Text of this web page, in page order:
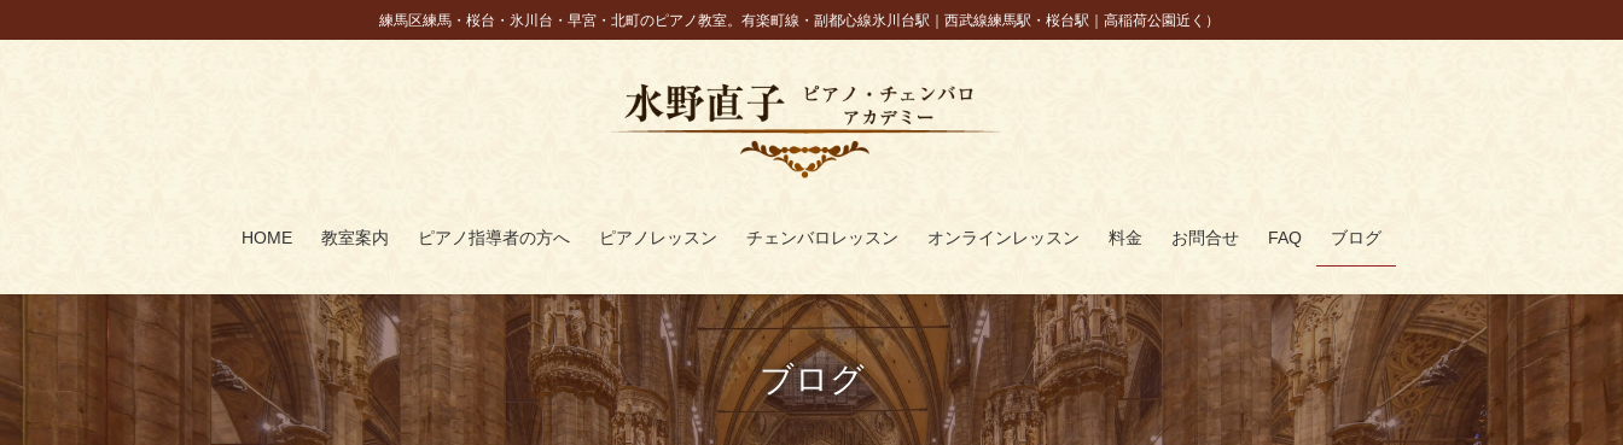
ン
ビ
練馬区練馬・桜台・氷川台・早宮・北町のピアノ教室。有楽町線・副都心線氷川台駅｜西武線練馬駅・桜台駅｜高稲荷公園近く）
HOME 教室案内 ピアノ指導者の方へ ピアノレッスン チェンバロレッスン オンラインレッスン 料金 お問合せ FAQ ブログ
ブログ